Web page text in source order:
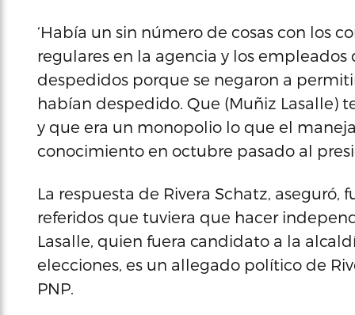
‘Había un sin número de cosas con los
regulares en la agencia y los
despedidos porque se negaron a
habían despedido. Que (Muñiz Lasalle)
y que era un monopolio lo que el
conocimiento en octubre pasado al
La respuesta de Rivera Schatz, aseguró,
referidos que tuviera que hacer
Lasalle, quien fuera candidato a la
elecciones, es un allegado político de
PNP.